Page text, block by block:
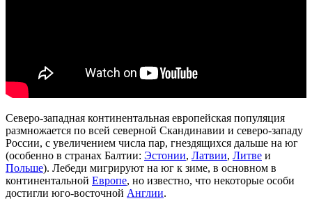
Северо-западная континентальная европейская популяция
размножается по всей северной Скандинавии и северо-западу
России, с увеличением числа пар, гнездящихся дальше на юг
(особенно в странах Балтии: Эстонии, Латвии, Литве и
Польше). Лебеди мигрируют на юг к зиме, в основном в
континентальной Европе, но известно, что некоторые особи
достигли юго-восточной Англии.